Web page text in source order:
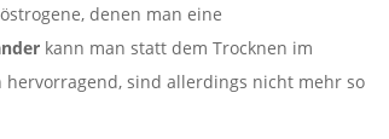
denen man eine
kann man statt dem Trocknen im
hervorragend, sind allerdings nicht mehr so